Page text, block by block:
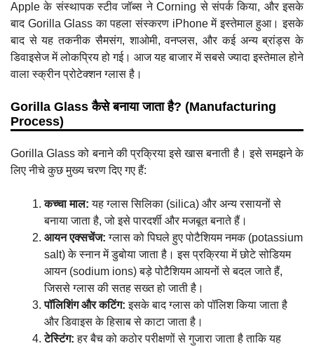
Apple के संस्थापक स्टीव जॉब्स ने Corning से संपर्क किया, और इसके
बाद Gorilla Glass का पहला संस्करण iPhone में इस्तेमाल हुआ। इसके
बाद से यह तकनीक सैमसंग, शाओमी, वनप्लस, और कई अन्य ब्रांड्स के
डिवाइसेज में लोकप्रिय हो गई। आज यह बाजार में सबसे ज्यादा इस्तेमाल होने
वाला स्क्रीन प्रोटेक्शन ग्लास है।
Gorilla Glass कैसे बनाया जाता है? (Manufacturing
Process)
Gorilla Glass को बनाने की प्रक्रिया इसे खास बनाती है। इसे समझने के
लिए नीचे कुछ मुख्य चरण दिए गए हैं:
कच्चा माल: यह ग्लास सिलिका (silica) और अन्य रसायनों से
बनाया जाता है, जो इसे पारदर्शी और मजबूत बनाते हैं।
आयन एक्सचेंज: ग्लास को पिघले हुए पोटैशियम नमक (potassium
salt) के स्नान में डुबोया जाता है। इस प्रक्रिया में छोटे सोडियम
आयन (sodium ions) बड़े पोटैशियम आयनों से बदल जाते हैं,
जिससे ग्लास की सतह सख्त हो जाती है।
पॉलिशिंग और कटिंग: इसके बाद ग्लास को पॉलिश किया जाता है
और डिवाइस के हिसाब से काटा जाता है।
टेस्टिंग: हर बैच को कठोर परीक्षणों से गुजारा जाता है ताकि यह